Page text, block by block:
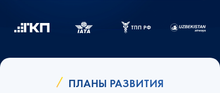
ПЛАНЫ РАЗВИТИЯ